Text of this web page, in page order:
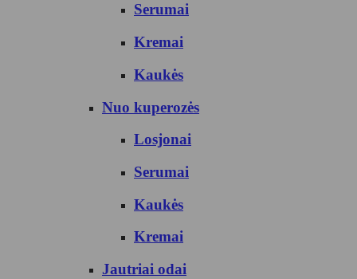
Serumai
Kremai
Kaukės
Nuo kuperozės
Losjonai
Serumai
Kaukės
Kremai
Jautriai odai